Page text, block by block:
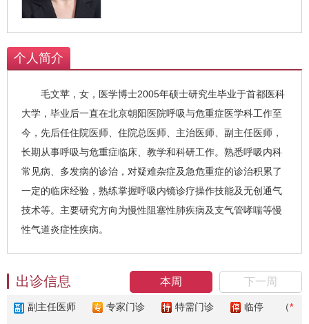
个人简介
毛文苹，女，医学博士2005年硕士研究生毕业于首都医科
大学，毕业后一直在北京朝阳医院呼吸与危重症医学科工作至
今，先后任住院医师、住院总医师、主治医师、副主任医师，
长期从事呼吸与危重症临床、教学和科研工作。熟悉呼吸内科
常见病、多发病的诊治，对疑难杂症及急危重症的诊治积累了
一定的临床经验，熟练掌握呼吸内镜诊疗操作技能及无创通气
技术等。主要研究方向为慢性阻塞性肺疾病及支气管哮喘等慢
性气道炎症性疾病。
本周 下一周
出诊信息
副主任医师 专家门诊 特需门诊 临停 （*